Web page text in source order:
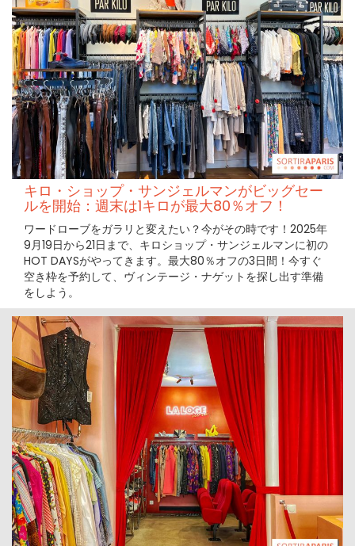
キロ・ショップ・サンジェルマンがビッグセー
ルを開始：週末は1キロが最大80％オフ！
ワードローブをガラリと変えたい？今がその時です！2025年
9月19日から21日まで、キロショップ・サンジェルマンに初の
HOT DAYSがやってきます。最大80％オフの3日間！今すぐ
空き枠を予約して、ヴィンテージ・ナゲットを探し出す準備
をしよう。